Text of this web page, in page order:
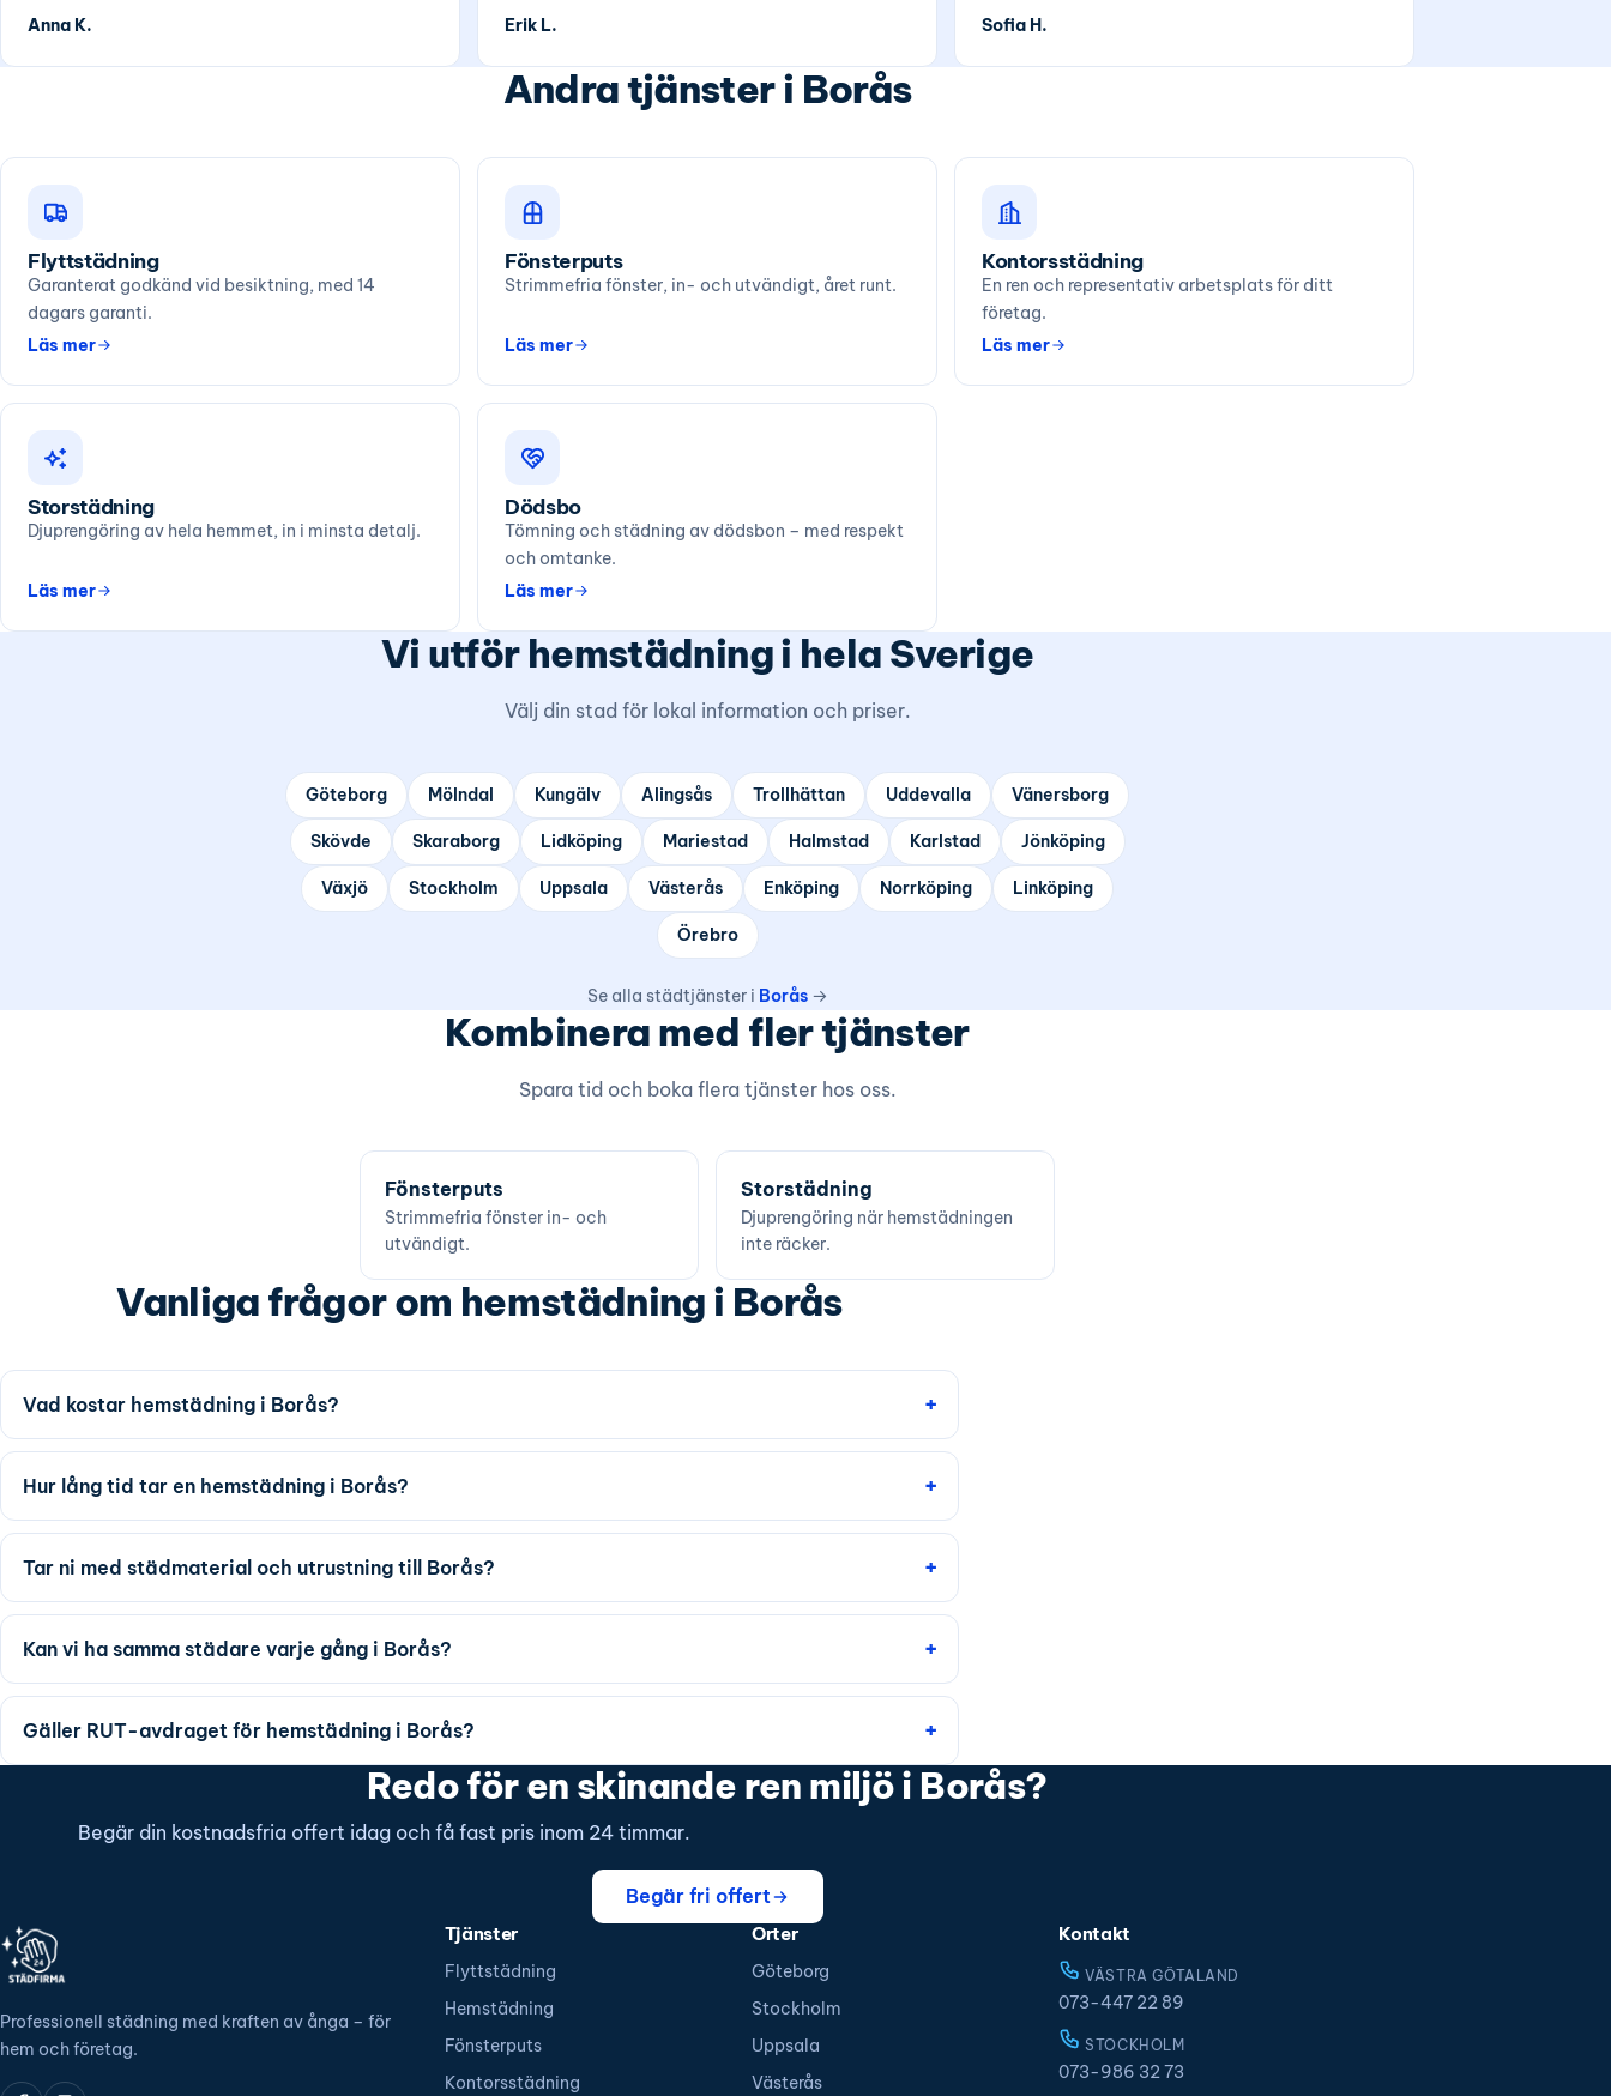
Anna K. Erik L. Sofia H.
Andra tjänster i Borås
Flyttstädning
Garanterat godkänd vid besiktning, med 14
dagars garanti.
Läs mer
Fönsterputs
Strimmefria fönster, in- och utvändigt, året runt.
Läs mer
Kontorsstädning
En ren och representativ arbetsplats för ditt
företag.
Läs mer
Storstädning
Djuprengöring av hela hemmet, in i minsta detalj.
Läs mer
Dödsbo
Tömning och städning av dödsbon – med respekt
och omtanke.
Läs mer
Vi utför hemstädning i hela Sverige
Välj din stad för lokal information och priser.
Göteborg Mölndal Kungälv Alingsås Trollhättan Uddevalla Vänersborg
Skövde Skaraborg Lidköping Mariestad Halmstad Karlstad Jönköping
Växjö Stockholm Uppsala Västerås Enköping Norrköping Linköping
Örebro
Se alla städtjänster i Borås→
Kombinera med fler tjänster
Spara tid och boka flera tjänster hos oss.
Fönsterputs
Strimmefria fönster in- och
utvändigt.
Storstädning
Djuprengöring när hemstädningen
inte räcker.
Vanliga frågor om hemstädning i Borås
Vad kostar hemstädning i Borås?
Hur lång tid tar en hemstädning i Borås?
Tar ni med städmaterial och utrustning till Borås?
Kan vi ha samma städare varje gång i Borås?
Gäller RUT-avdraget för hemstädning i Borås?
Redo för en skinande ren miljö i Borås?
Begär din kostnadsfria offert idag och få fast pris inom 24 timmar.
Begär fri offert
Professionell städning med kraften av ånga – för
hem och företag.
Tjänster
Flyttstädning
Hemstädning
Fönsterputs
Kontorsstädning
Orter
Göteborg
Stockholm
Uppsala
Västerås
Kontakt
VÄSTRA GÖTALAND
073-447 22 89
STOCKHOLM
073-986 32 73